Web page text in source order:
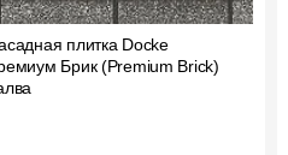
плитка Docke
Брик (Premium Brick)